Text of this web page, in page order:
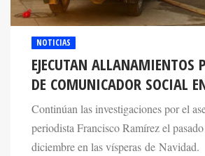
NOTICIAS
EJECUTAN ALLANAMIENTOS
DE COMUNICADOR SOCIAL
Continúan las investigaciones por el
periodista Francisco Ramírez el
diciembre en las vísperas de Navidad.